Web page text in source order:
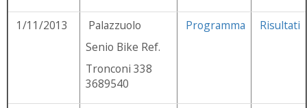
1/11/2013
Palazzuolo
Senio Bike Ref.
Tronconi 338
3689540
Programma Risultati